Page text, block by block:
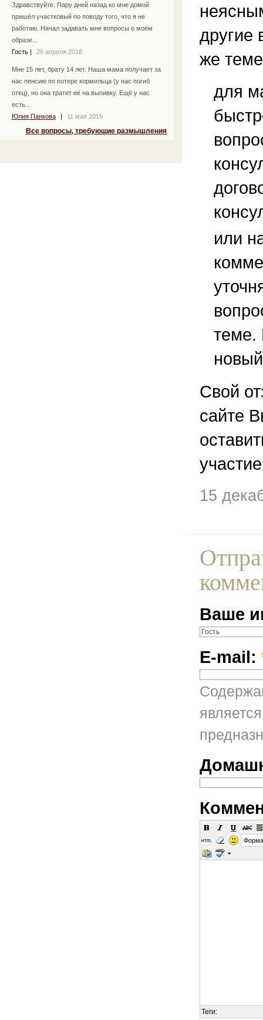
Здравствуйте. Пару дней назад ко мне домой
пришёл участковый по поводу того, что я не
работаю. Начал задавать мне вопросы о моём
образе...
Гость
26 апреля 2018
Мне 15 лет, брату 14 лет. Наша мама получает за
нас пенсию по потере кормильца (у нас погиб
отец), но она тратит её на выпивку. Ещё у нас
есть...
Юлия Панкова
11 мая 2015
Все вопросы, требующие размышления
другие
же
для
или
теме.
Свой
сайте
15
Ваше
E-mail:
Теги: